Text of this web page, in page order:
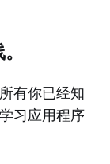
有你已经知
习应用程序